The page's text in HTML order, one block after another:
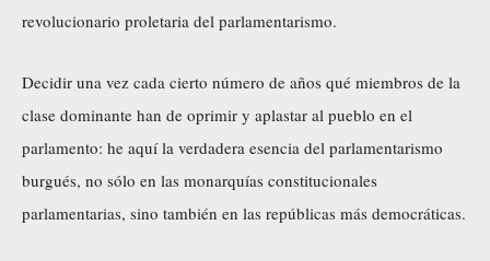
revolucionario proletaria del parlamentarismo.
Decidir una vez cada cierto número de años qué miembros de la
clase dominante han de oprimir y aplastar al pueblo en el
parlamento: he aquí la verdadera esencia del parlamentarismo
burgués, no sólo en las monarquías constitucionales
parlamentarias, sino también en las repúblicas más democráticas.